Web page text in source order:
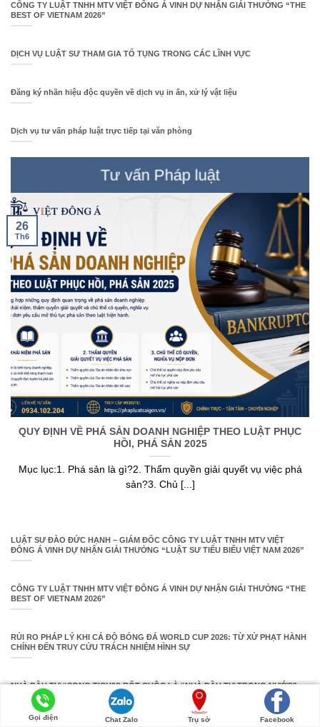
Gọi điện Chat Zalo Trụ sở Facebook
CÔNG TY LUẬT TNHH MTV VIỆT ĐÔNG Á VINH DỰ NHẬN GIẢI THƯỞNG “THE
BEST OF VIETNAM 2026”
DỊCH VỤ LUẬT SƯ THAM GIA TỐ TỤNG TRONG CÁC LĨNH VỰC
Đăng ký nhãn hiệu độc quyền về dịch vụ in ấn, xử lý vật liệu
Dịch vụ tư vấn pháp luật trực tiếp tại văn phòng
Tư vấn Pháp luật
QUY ĐỊNH VỀ PHÁ SẢN DOANH NGHIỆP THEO LUẬT PHỤC
HỒI, PHÁ SẢN 2025
Mục lục:1. Phá sản là gì?2. Thẩm quyền giải quyết vụ việc phá
sản?3. Chủ [...]
26
Th6
LUẬT SƯ ĐÀO ĐỨC HẠNH – GIÁM ĐỐC CÔNG TY LUẬT TNHH MTV VIỆT
ĐÔNG Á VINH DỰ NHẬN GIẢI THƯỞNG “LUẬT SƯ TIÊU BIỂU VIỆT NAM 2026”
CÔNG TY LUẬT TNHH MTV VIỆT ĐÔNG Á VINH DỰ NHẬN GIẢI THƯỞNG “THE
BEST OF VIETNAM 2026”
RỦI RO PHÁP LÝ KHI CÁ ĐỘ BÓNG ĐÁ WORLD CUP 2026: TỪ XỬ PHẠT HÀNH
CHÍNH ĐẾN TRUY CỨU TRÁCH NHIỆM HÌNH SỰ
NHÀ ĐẦU TƯ “SONG TỊCH”? RỐT CUỘC LÀ “NHÀ ĐẦU TƯ TRONG NƯỚC”
HAY “NHÀ ĐẦU TƯ NƯỚC NGOÀI”